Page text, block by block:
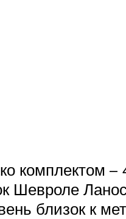
комплектом
Шевроле
близок к